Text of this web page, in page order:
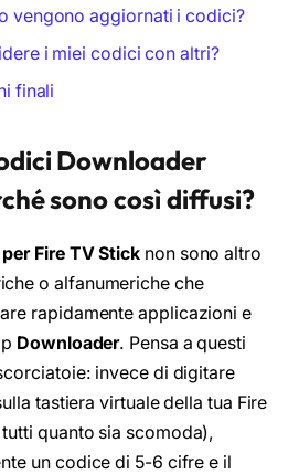
vengono aggiornati i codici?
i miei codici con altri?
finali
Downloader
sono così diffusi?
Fire TV Stick non sono altro
o alfanumeriche che
rapidamente applicazioni e
Downloader. Pensa a questi
invece di digitare
tastiera virtuale della tua Fire
quanto sia scomoda),
un codice di 5-6 cifre e il